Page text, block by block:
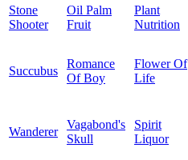
Stone
Shooter
Oil Palm
Fruit
Plant
Nutrition
Succubus
Romance
Of Boy
Flower Of
Life
Wanderer
Vagabond's
Skull
Spirit
Liquor